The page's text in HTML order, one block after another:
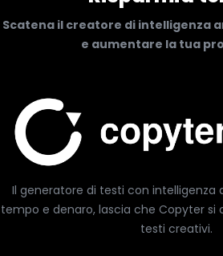
Scatena il creatore di intelligenza
e aumentare la tua
Il generatore di testi con intelligenza
tempo e denaro, lascia che Copyter si
testi creativi.